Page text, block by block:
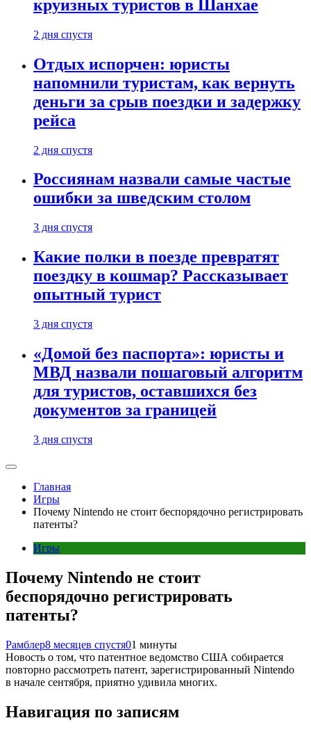
круизных туристов в Шанхае
2 дня спустя
Отдых испорчен: юристы
напомнили туристам, как вернуть
деньги за срыв поездки и задержку
рейса
2 дня спустя
Россиянам назвали самые частые
ошибки за шведским столом
3 дня спустя
Какие полки в поезде превратят
поездку в кошмар? Рассказывает
опытный турист
3 дня спустя
«Домой без паспорта»: юристы и
МВД назвали пошаговый алгоритм
для туристов, оставшихся без
документов за границей
3 дня спустя
Главная
Игры
Почему Nintendo не стоит беспорядочно регистрировать
патенты?
Игры
Почему Nintendo не стоит
беспорядочно регистрировать
патенты?
Рамблер8 месяцев спустя01 минуты
Новость о том, что патентное ведомство США собирается
повторно рассмотреть патент, зарегистрированный Nintendo
в начале сентября, приятно удивила многих.
Навигация по записям